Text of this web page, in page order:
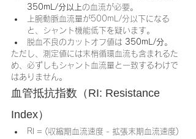
350mL/分以上の血流が必要。
上腕動脈血流量が500mL/分以下になる
と、シャント機能低下を疑います。
脱血不良のカットオフ値は 350mL/分。
ただし、測定値には末梢循環血流も含まれるた
め、必ずしもシャント血流量と一致するわけで
はありません。
血管抵抗指数（RI: Resistance
Index）
RI = (収縮期血流速度 - 拡張末期血流速度)